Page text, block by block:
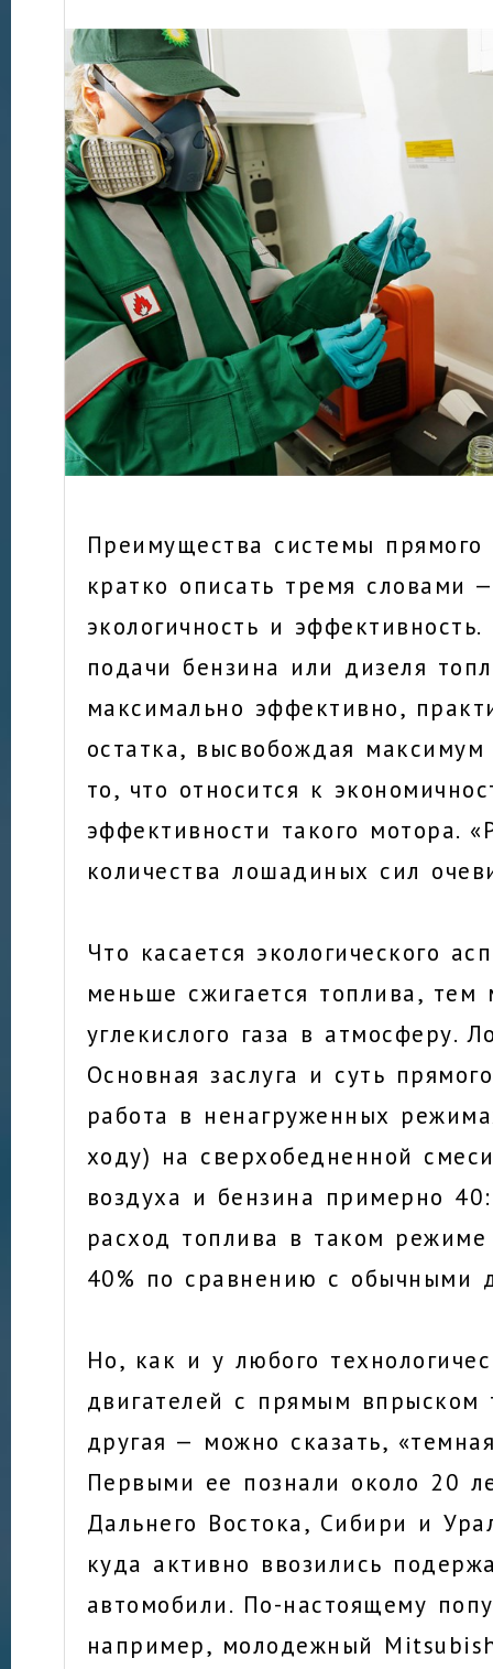
Преимущества системы
кратко описать тремя словами
экологичность и
подачи бензина или дизеля
максимально эффективно,
остатка, высвобождая
то, что относится к
эффективности такого мотора.
количества лошадиных сил
Что касается экологического
меньше сжигается топлива,
углекислого газа в атмосферу.
Основная заслуга и суть
работа в ненагруженных
ходу) на сверхобедненной
воздуха и бензина примерно
расход топлива в таком
40% по сравнению с обычными
Но, как и у любого
двигателей с прямым впрыском
другая — можно сказать,
Первыми ее познали около 20
Дальнего Востока, Сибири и
куда активно ввозились
автомобили. По-настоящему
например, молодежный